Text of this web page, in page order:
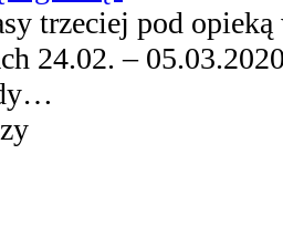
trzeciej pod
24.02. –